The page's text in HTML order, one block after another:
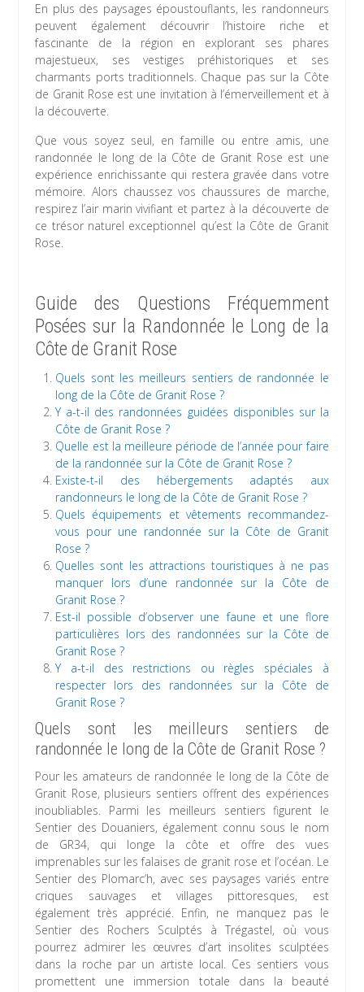
En plus des paysages époustouflants, les randonneurs
peuvent également découvrir l’histoire riche et
fascinante de la région en explorant ses phares
majestueux, ses vestiges préhistoriques et ses
charmants ports traditionnels. Chaque pas sur la Côte
de Granit Rose est une invitation à l’émerveillement et à
la découverte.
Que vous soyez seul, en famille ou entre amis, une
randonnée le long de la Côte de Granit Rose est une
expérience enrichissante qui restera gravée dans votre
mémoire. Alors chaussez vos chaussures de marche,
respirez l’air marin vivifiant et partez à la découverte de
ce trésor naturel exceptionnel qu’est la Côte de Granit
Rose.
Guide des Questions Fréquemment
Posées sur la Randonnée le Long de la
Côte de Granit Rose
Quels sont les meilleurs sentiers de randonnée le
long de la Côte de Granit Rose ?
Y a-t-il des randonnées guidées disponibles sur la
Côte de Granit Rose ?
Quelle est la meilleure période de l’année pour faire
de la randonnée sur la Côte de Granit Rose ?
Existe-t-il des hébergements adaptés aux
randonneurs le long de la Côte de Granit Rose ?
Quels équipements et vêtements recommandez-
vous pour une randonnée sur la Côte de Granit
Rose ?
Quelles sont les attractions touristiques à ne pas
manquer lors d’une randonnée sur la Côte de
Granit Rose ?
Est-il possible d’observer une faune et une flore
particulières lors des randonnées sur la Côte de
Granit Rose ?
Y a-t-il des restrictions ou règles spéciales à
respecter lors des randonnées sur la Côte de
Granit Rose ?
Quels sont les meilleurs sentiers de
randonnée le long de la Côte de Granit Rose ?
Pour les amateurs de randonnée le long de la Côte de
Granit Rose, plusieurs sentiers offrent des expériences
inoubliables. Parmi les meilleurs sentiers figurent le
Sentier des Douaniers, également connu sous le nom
de GR34, qui longe la côte et offre des vues
imprenables sur les falaises de granit rose et l’océan. Le
Sentier des Plomarc’h, avec ses paysages variés entre
criques sauvages et villages pittoresques, est
également très apprécié. Enfin, ne manquez pas le
Sentier des Rochers Sculptés à Trégastel, où vous
pourrez admirer les œuvres d’art insolites sculptées
dans la roche par un artiste local. Ces sentiers vous
promettent une immersion totale dans la beauté